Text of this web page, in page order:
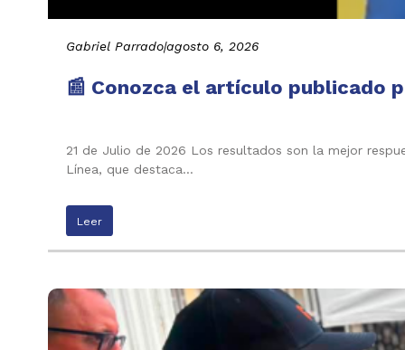
Gabriel Parrado|agosto 6, 2026
📰 Conozca el artículo publicado
21 de Julio de 2026 Los resultados son la mejor
Línea, que destaca…
Leer